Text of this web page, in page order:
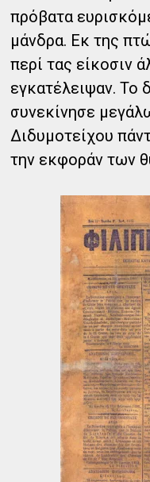
πρόβατα
μάνδρα. Εκ της
περί τας είκοσιν
εγκατέλειψαν. Το
συνεκίνησε
Διδυμοτείχου
την εκφοράν των